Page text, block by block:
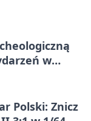
w
Polski: Znicz